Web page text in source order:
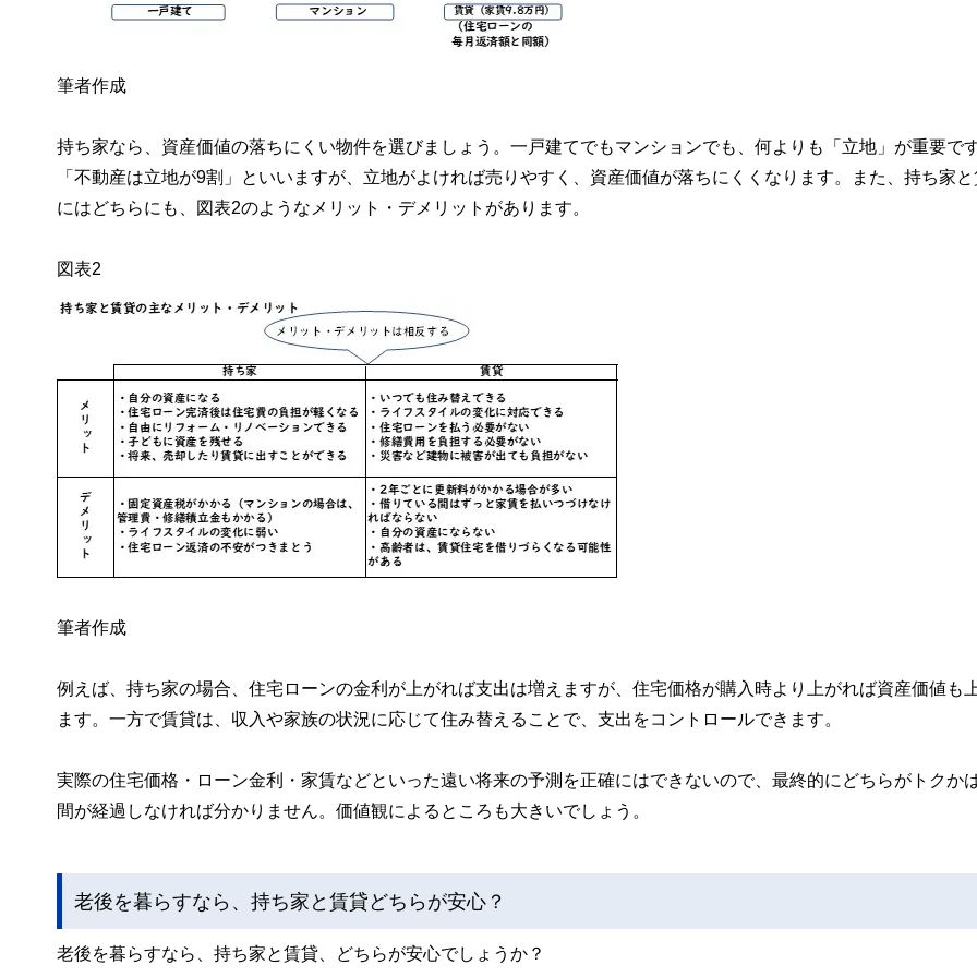
筆者作成
持ち家なら、資産価値の落ちにくい物件を選びましょう。一戸建てでもマンションでも、何よりも「立地」が重要です
「不動産は立地が9割」といいますが、立地がよければ売りやすく、資産価値が落ちにくくなります。また、持ち家
にはどちらにも、図表2のようなメリット・デメリットがあります。
図表2
筆者作成
例えば、持ち家の場合、住宅ローンの金利が上がれば支出は増えますが、住宅価格が購入時より上がれば資産価値も
ます。一方で賃貸は、収入や家族の状況に応じて住み替えることで、支出をコントロールできます。
実際の住宅価格・ローン金利・家賃などといった遠い将来の予測を正確にはできないので、最終的にどちらがトクか
間が経過しなければ分かりません。価値観によるところも大きいでしょう。
老後を暮らすなら、持ち家と賃貸どちらが安心？
老後を暮らすなら、持ち家と賃貸、どちらが安心でしょうか？